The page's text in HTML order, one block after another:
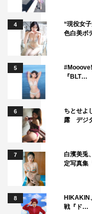
4
“現役女
色白美ボ
5
『BLT…
6
ちとせよ
露 デジ
7
白濱美兎
定写真集
8
HIKAKIN
戦『ド…